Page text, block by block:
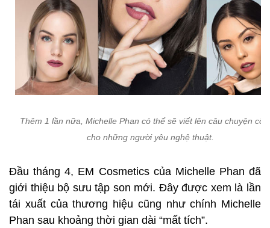
Thêm 1 lần nữa, Michelle Phan có thể sẽ viết lên câu chuyện cổ
cho những người yêu nghệ thuật.
Đầu tháng 4, EM Cosmetics của Michelle Phan đã
giới thiệu bộ sưu tập son mới. Đây được xem là lần
tái xuất của thương hiệu cũng như chính Michelle
Phan sau khoảng thời gian dài “mất tích”.